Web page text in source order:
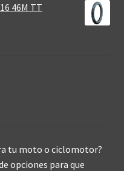
46M TT
tu moto o ciclomotor?
opciones para que